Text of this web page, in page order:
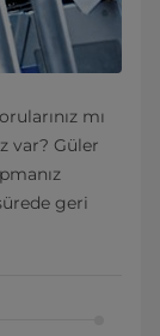
mı
var? Güler
geri